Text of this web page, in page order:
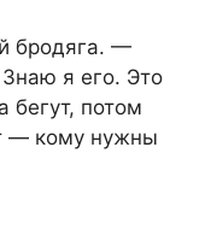
бродяга. —
я его. Это
потом
— кому нужны